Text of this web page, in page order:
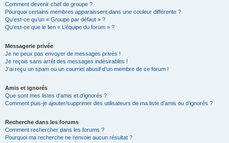
Comment devenir chef de groupe ?
Pourquoi certains membres apparaissent dans une couleur différente ?
Qu’est-ce qu’un « Groupe par défaut » ?
Qu’est-ce que le lien « L’équipe du forum » ?
Messagerie privée
Je ne peux pas envoyer de messages privés !
Je reçois sans arrêt des messages indésirables !
J’ai reçu un spam ou un courriel abusif d’un membre de ce forum !
Amis et ignorés
Que sont mes listes d’amis et d’ignorés ?
Comment puis-je ajouter/supprimer des utilisateurs de ma liste d’amis ou d’ignorés ?
Recherche dans les forums
Comment rechercher dans les forums ?
Pourquoi ma recherche ne renvoie aucun résultat ?